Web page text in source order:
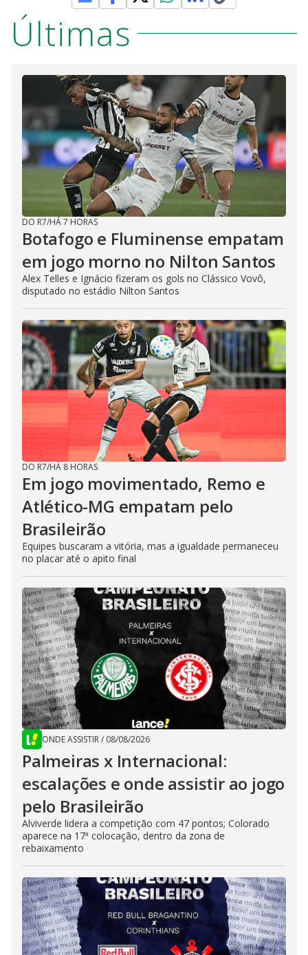
Últimas
DO R7/HÁ 7 HORAS
Botafogo e Fluminense empatam
em jogo morno no Nilton Santos
Alex Telles e Ignácio fizeram os gols no Clássico Vovô,
disputado no estádio Nilton Santos
DO R7/HÁ 8 HORAS
Em jogo movimentado, Remo e
Atlético-MG empatam pelo
Brasileirão
Equipes buscaram a vitória, mas a igualdade permaneceu
no placar até o apito final
ONDE ASSISTIR/ 08/08/2026
Palmeiras x Internacional:
escalações e onde assistir ao jogo
pelo Brasileirão
Alviverde lidera a competição com 47 pontos; Colorado
aparece na 17ª colocação, dentro da zona de
rebaixamento